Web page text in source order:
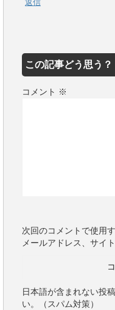
返信
この記事どう思う？
コメント ※
次回のコメントで使用
メールアドレス、サイ
日本語が含まれない投
い。（スパム対策）